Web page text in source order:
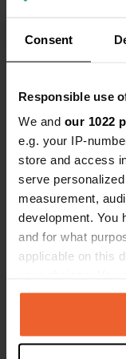
Consent
Responsible use
We and our 1022
e.g. your IP-
store and access
serve
measurement,
development. You
and for what
applicable on this
any time from the
the Privacy trigger
Contact
Emplacement